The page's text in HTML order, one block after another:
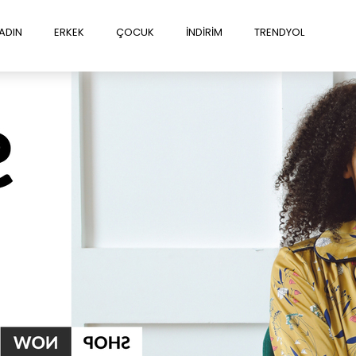
ERKEK ÇOCUK İNDİRİM TRENDYOL